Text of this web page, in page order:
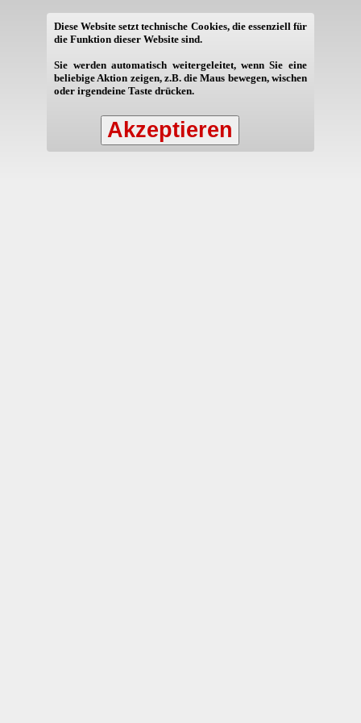
Diese Website setzt technische Cookies, die essenziell für
die Funktion dieser Website sind.
Sie werden automatisch weitergeleitet, wenn Sie eine
beliebige Aktion zeigen, z.B. die Maus bewegen, wischen
oder irgendeine Taste drücken.